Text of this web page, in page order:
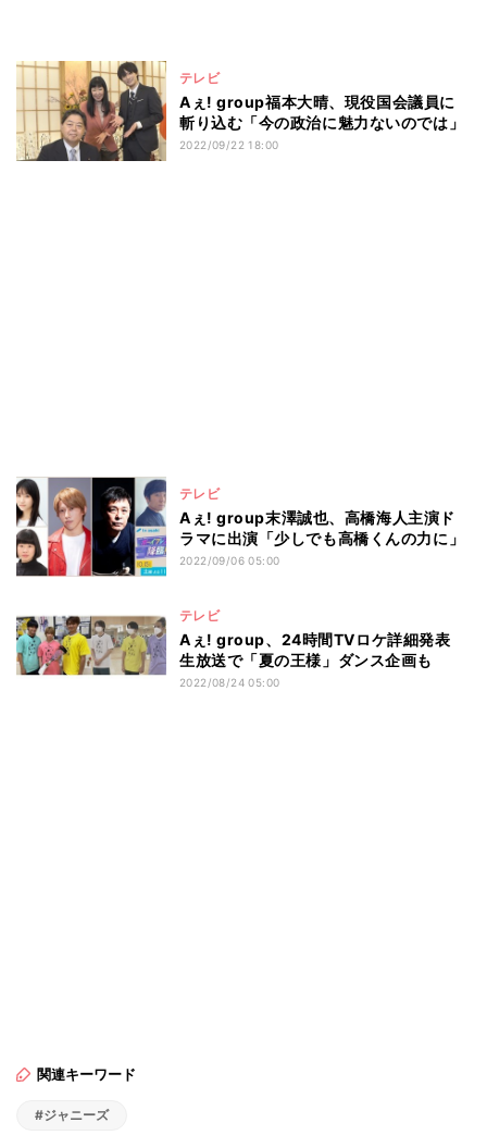
テレビ
Aぇ! group福本大晴、現役国会議員に
斬り込む「今の政治に魅力ないのでは」
2022/09/22 18:00
テレビ
Aぇ! group末澤誠也、高橋海人主演ド
ラマに出演「少しでも高橋くんの力に」
2022/09/06 05:00
テレビ
Aぇ! group、24時間TVロケ詳細発表
生放送で「夏の王様」ダンス企画も
2022/08/24 05:00
関連キーワード
#ジャニーズ